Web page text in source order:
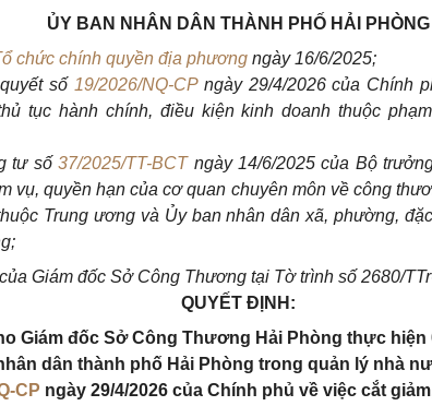
ỦY BAN NHÂN DÂN THÀNH PHỐ HẢI PHÒNG
chức chính quyền địa phương ngày 16/6/2025;
số 19/2026/NQ-CPngày 29/4/2026 của Chính
tục hành chính, điều kiện kinh doanh thuộc
tư số37/2025/TT-BCTngày 14/6/2025 của Bộ
vụ, quyền hạn của cơ quan chuyên môn về công
Trung ương và Ủy ban nhân dân xã, phường,
Giám đốc Sở Công Thương tại Tờ trình số 2680/
QUYẾT ĐỊNH:
Giám đốc Sở Công Thương Hải Phòng thực hiện
dân thành phố Hải Phòng trong quản lý nhà
CP ngày 29/4/2026 của Chính phủ về việc cắt